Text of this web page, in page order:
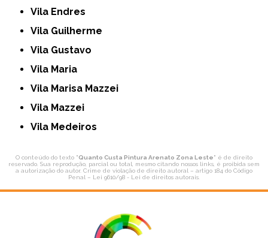
Vila Endres
Vila Guilherme
Vila Gustavo
Vila Maria
Vila Marisa Mazzei
Vila Mazzei
Vila Medeiros
O conteúdo do texto "Quanto Custa Pintura Arenato Zona Leste" é de direito
reservado. Sua reprodução, parcial ou total, mesmo citando nossos links, é proibida sem
a autorização do autor. Crime de violação de direito autoral – artigo 184 do Código
Penal – Lei 9610/98 - Lei de direitos autorais